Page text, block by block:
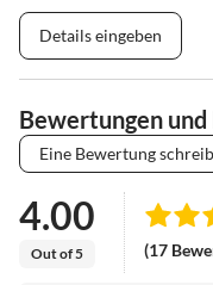
Details eingeben
Bewertungen und
Eine Bewertung
4.00
Out of 5 (17